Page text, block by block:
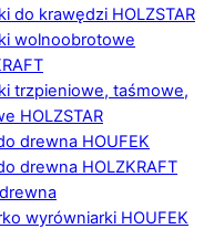
do krawędzi HOLZSTAR
wolnoobrotowe
trzpieniowe, taśmowe,
HOLZSTAR
drewna HOUFEK
drewna HOLZKRAFT
wyrówniarki HOUFEK